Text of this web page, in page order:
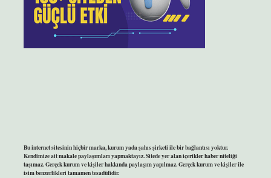
Bu internet sitesinin hiçbir marka, kurum yada şahıs şirketi ile bir bağlantısı yoktur.
Kendimize ait makale paylaşımları yapmaktayız. Sitede yer alan içerikler haber niteliği
taşımaz. Gerçek kurum ve kişiler hakkında paylaşım yapılmaz. Gerçek kurum ve kişiler ile
isim benzerlikleri tamamen tesadüfidir.